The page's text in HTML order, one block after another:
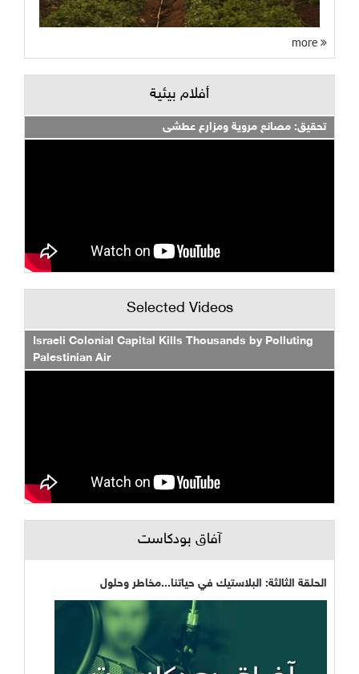
أفلام بيئية
تحقيق: مصانع مروية ومزارع عطشى
Selected Videos
Israeli Colonial Capital Kills Thousands by Polluting
Palestinian Air
آفاق بودكاست
الحلقة الثالثة: البلاستيك في حياتنا...مخاطر وحلول